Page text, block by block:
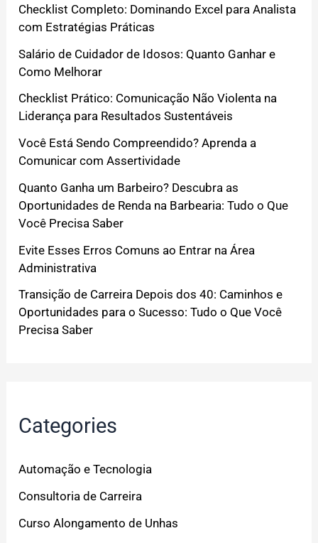
Checklist Completo: Dominando Excel para Analista
com Estratégias Práticas
Salário de Cuidador de Idosos: Quanto Ganhar e
Como Melhorar
Checklist Prático: Comunicação Não Violenta na
Liderança para Resultados Sustentáveis
Você Está Sendo Compreendido? Aprenda a
Comunicar com Assertividade
Quanto Ganha um Barbeiro? Descubra as
Oportunidades de Renda na Barbearia: Tudo o Que
Você Precisa Saber
Evite Esses Erros Comuns ao Entrar na Área
Administrativa
Transição de Carreira Depois dos 40: Caminhos e
Oportunidades para o Sucesso: Tudo o Que Você
Precisa Saber
Categories
Automação e Tecnologia
Consultoria de Carreira
Curso Alongamento de Unhas